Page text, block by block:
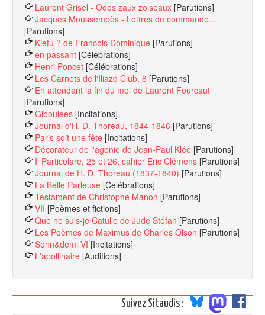
Laurent Grisel - Odes zaux zoiseaux [Parutions]
Jacques Moussempès - Lettres de commande...
[Parutions]
Kietu ? de Francois Dominique [Parutions]
en passant [Célébrations]
Henri Poncet [Célébrations]
Les Carnets de l'Iliazd Club, 8 [Parutions]
En attendant la fin du moi de Laurent Fourcaut
[Parutions]
Giboulées [Incitations]
Journal d'H. D. Thoreau, 1844-1846 [Parutions]
Paris soit une fête [Incitations]
Décorateur de l'agonie de Jean-Paul Klée [Parutions]
Il Particolare, 25 et 26, cahier Eric Clémens [Parutions]
Journal de H. D. Thoreau (1837-1840) [Parutions]
La Belle Parleuse [Célébrations]
Testament de Christophe Manon [Parutions]
VII [Poèmes et fictions]
Que ne suis-je Catulle de Jude Stéfan [Parutions]
Les Poèmes de Maximus de Charles Olson [Parutions]
Sonn&demi VI [Incitations]
L'apollinaire [Auditions]
Suivez Sitaudis :